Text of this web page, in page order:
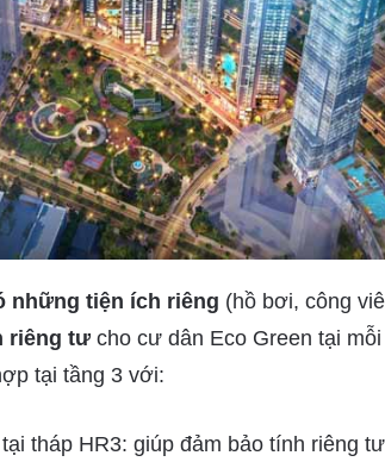
những tiện ích riêng (hồ bơi, công
riêng tư cho cư dân Eco Green tại mỗi
tại tầng 3 với:
tháp HR3: giúp đảm bảo tính riêng